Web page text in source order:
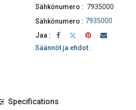
Sähkönumero : 7935000
Sähkönumero : 7935000
Jaa :
Säännöt ja ehdot :
Specifications